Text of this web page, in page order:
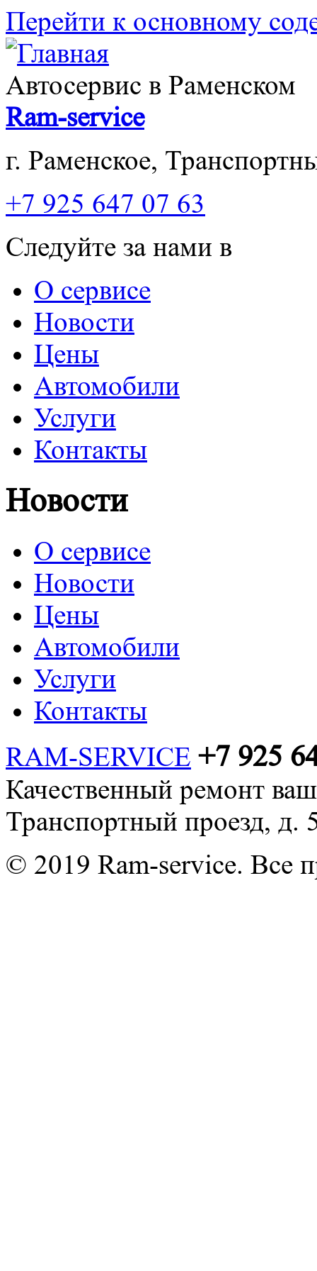
Перейти к основному
Автосервис в Раменском
Ram-service
г. Раменское,
+7 925 647 07 63
Следуйте за нами в
О сервисе
Новости
Цены
Автомобили
Услуги
Контакты
Новости
О сервисе
Новости
Цены
Автомобили
Услуги
Контакты
RAM-SERVICE +7 925
Качественный ремонт
Транспортный проезд, д.
© 2019 Ram-service. Все